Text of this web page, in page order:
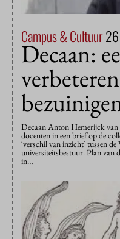
Campus & Cultuur
Decaan:
Decaan Anton Hemerijck van
docenten in een brief op de
‘verschil van inzicht’ tussen
universiteitsbestuur. Plan van
in…